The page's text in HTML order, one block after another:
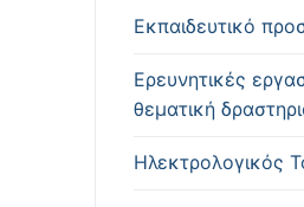
Εκπαιδευτικό
Ερευνητικές
θεματική
Ηλεκτρολογικός